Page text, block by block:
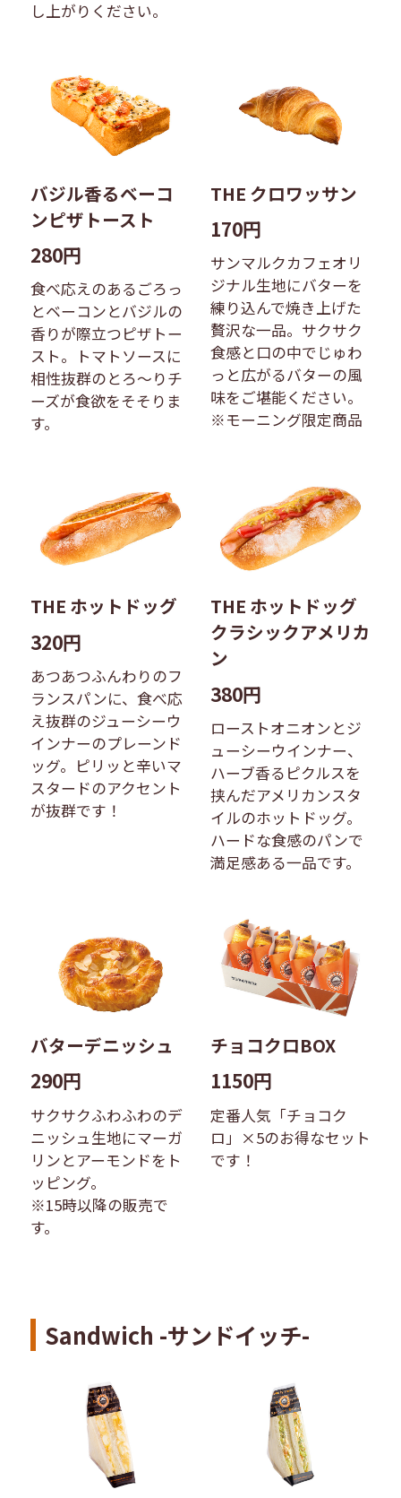
し上がりください。
バジル香るベーコ
ンピザトースト
280円
食べ応えのあるごろっ
とベーコンとバジルの
香りが際立つピザトー
スト。トマトソースに
相性抜群のとろ〜りチ
ーズが食欲をそそりま
す。
THE クロワッサン
170円
サンマルクカフェオリ
ジナル生地にバターを
練り込んで焼き上げた
贅沢な一品。​サクサク
食感と口の中でじゅわ
っと広がるバターの風
味をご堪能ください。
※モーニング限定商品
THE ホットドッグ
320円
あつあつふんわりのフ
ランスパンに、食べ応
え抜群のジューシーウ
インナーのプレーンド
ッグ。ピリッと辛いマ
スタードのアクセント
が抜群です！
THE ホットドッグ
クラシックアメリカ
ン
380円
ローストオニオンとジ
ューシーウインナー、
ハーブ香るピクルスを
挟んだアメリカンスタ
イルのホットドッグ。
ハードな食感のパンで
満足感ある一品です。
バターデニッシュ
290円
サクサクふわふわのデ
ニッシュ生地にマーガ
リンとアーモンドをト
ッピング。
※15時以降の販売で
す。
チョコクロBOX
1150円
定番人気「チョコク
ロ」×5のお得なセット
です！
Sandwich -サンドイッチ-